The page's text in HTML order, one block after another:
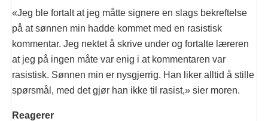
«Jeg ble fortalt at jeg måtte signere en slags bekreftelse
på at sønnen min hadde kommet med en rasistisk
kommentar. Jeg nektet å skrive under og fortalte læreren
at jeg på ingen måte var enig i at kommentaren var
rasistisk. Sønnen min er nysgjerrig. Han liker alltid å stille
spørsmål, med det gjør han ikke til rasist,» sier moren.
Reagerer